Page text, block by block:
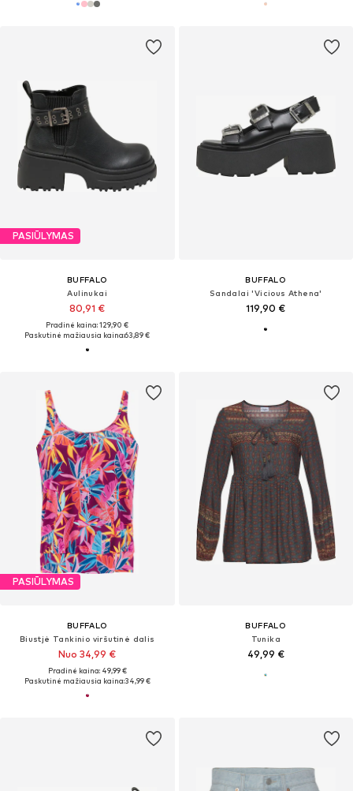
PASIŪLYMAS
BUFFALO
Aulinukai
80,91 €
Pradinė kaina: 129,90 €
Paskutinė mažiausia kaina:63,89 €
BUFFALO
Sandalai 'Vicious Athena'
119,90 €
PASIŪLYMAS
BUFFALO
Biustjė Tankinio viršutinė dalis
Nuo 34,99 €
Pradinė kaina: 49,99 €
Paskutinė mažiausia kaina:34,99 €
BUFFALO
Tunika
49,99 €